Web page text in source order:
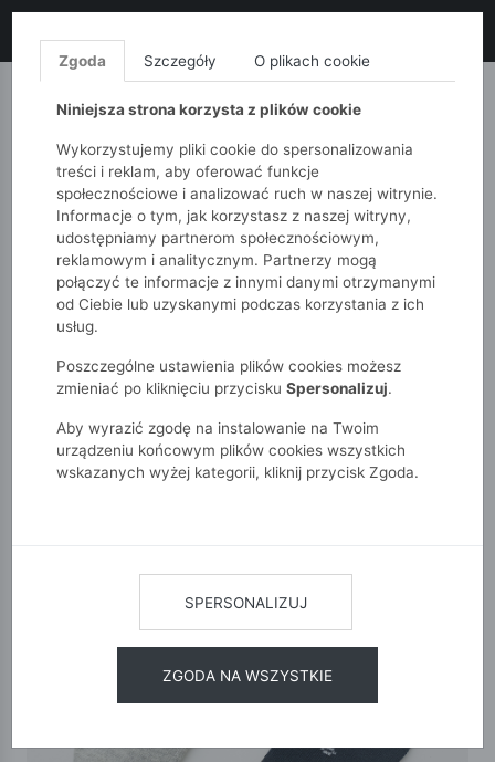
MONNARI QUIOSQUE
51015kids
Chłopcy 2-7 lat
Skarpetki dziecięce granatowe 2-pak z motywem gry.
Zgoda Szczegóły O plikach cookie
Niniejsza strona korzysta z plików cookie
Wykorzystujemy pliki cookie do spersonalizowania
treści i reklam, aby oferować funkcje
społecznościowe i analizować ruch w naszej witrynie.
Informacje o tym, jak korzystasz z naszej witryny,
udostępniamy partnerom społecznościowym,
reklamowym i analitycznym. Partnerzy mogą
połączyć te informacje z innymi danymi otrzymanymi
od Ciebie lub uzyskanymi podczas korzystania z ich
usług.
Poszczególne ustawienia plików cookies możesz
zmieniać po kliknięciu przycisku Spersonalizuj.
Aby wyrazić zgodę na instalowanie na Twoim
urządzeniu końcowym plików cookies wszystkich
wskazanych wyżej kategorii, kliknij przycisk Zgoda.
SPERSONALIZUJ
ZGODA NA WSZYSTKIE